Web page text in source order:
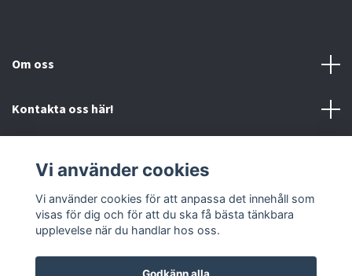
Om oss
Kontakta oss här!
Sociala medier
Vi använder cookies
Vi använder cookies för att anpassa det innehåll som
visas för dig och för att du ska få bästa tänkbara
upplevelse när du handlar hos oss.
Godkänn alla